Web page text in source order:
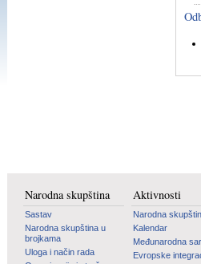
Narodna skupština
Sastav
Narodna skupština u
brojkama
Uloga i način rada
Aktivnosti
Narodna
Kalendar
Međunarodna
Evropske